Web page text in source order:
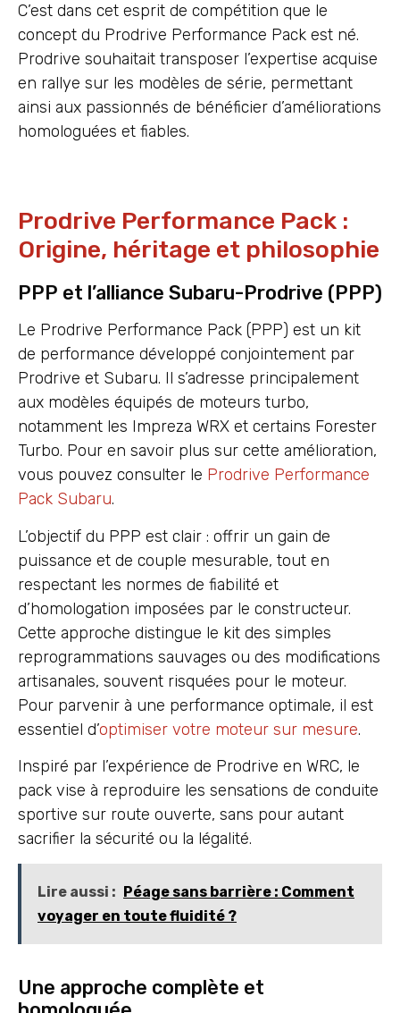
C’est dans cet esprit de compétition que le
concept du Prodrive Performance Pack est né.
Prodrive souhaitait transposer l’expertise acquise
en rallye sur les modèles de série, permettant
ainsi aux passionnés de bénéficier d’améliorations
homologuées et fiables.
Prodrive Performance Pack :
Origine, héritage et philosophie
PPP et l’alliance Subaru-Prodrive (PPP)
Le Prodrive Performance Pack (PPP) est un kit
de performance développé conjointement par
Prodrive et Subaru. Il s’adresse principalement
aux modèles équipés de moteurs turbo,
notamment les Impreza WRX et certains Forester
Turbo. Pour en savoir plus sur cette amélioration,
vous pouvez consulter le Prodrive Performance
Pack Subaru.
L’objectif du PPP est clair : offrir un gain de
puissance et de couple mesurable, tout en
respectant les normes de fiabilité et
d’homologation imposées par le constructeur.
Cette approche distingue le kit des simples
reprogrammations sauvages ou des modifications
artisanales, souvent risquées pour le moteur.
Pour parvenir à une performance optimale, il est
essentiel d’optimiser votre moteur sur mesure.
Inspiré par l’expérience de Prodrive en WRC, le
pack vise à reproduire les sensations de conduite
sportive sur route ouverte, sans pour autant
sacrifier la sécurité ou la légalité.
Lire aussi :
Péage sans barrière : Comment
voyager en toute fluidité ?
Une approche complète et